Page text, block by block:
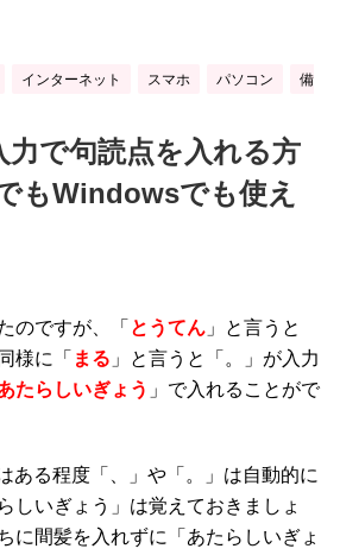
インターネット スマホ パソコン
備
で句読点を入れる方
もWindowsでも使え
のですが、「 とうてん 」と言うと
様に「 まる 」と言うと「。」が入力
たらしいぎょう 」で入れることがで
ある程度「、」や「。」は自動的に
しいぎょう」は覚えておきましょ
に間髪を入れずに「あたらしいぎょ